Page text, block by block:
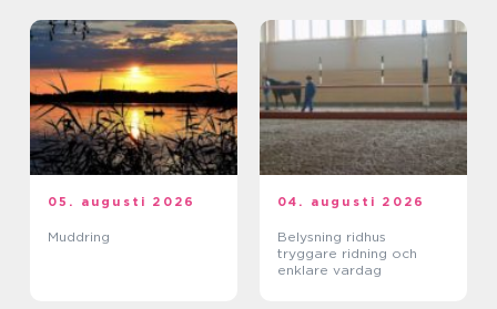
05. augusti 2026
Muddring
04. augusti 2026
Belysning ridhus
tryggare ridning och
enklare vardag